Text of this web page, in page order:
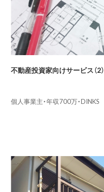
不動産投資家向けサービス（2）
個人事業主・年収700万・DINKS